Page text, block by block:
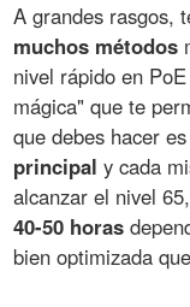
A grandes rasgos,
muchos métodos
nivel rápido en
mágica" que te
que debes hacer
principal y cada
alcanzar el nivel
40-50 horas
bien optimizada